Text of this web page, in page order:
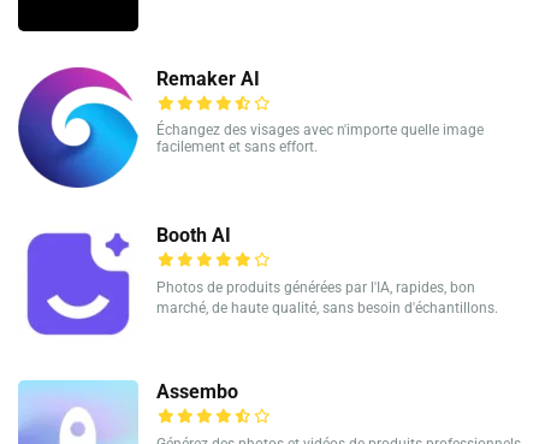
Remaker AI
Échangez des visages avec n'importe quelle image
facilement et sans effort.
Booth AI
Photos de produits générées par l'IA, rapides, bon
marché, de haute qualité, sans besoin d'échantillons.
Assembo